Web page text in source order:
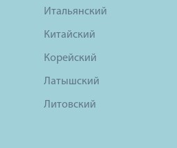
Итальянский
Китайский
Корейский
Латышский
Литовский